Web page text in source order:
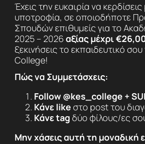
Έχεις την ευκαιρία να
υποτροφία, σε οποιοδήποτε
Σπουδών επιθυμείς για το
2025 – 2026 αξίας μέχρι
ξεκινήσεις το εκπαιδευτικό σου
College!
Πώς να Συμμετάσχεις:
Follow @kes_college +
Κάνε like στο post του
Κάνε tag δύο φίλους/ες
Μην χάσεις αυτή τη μοναδική